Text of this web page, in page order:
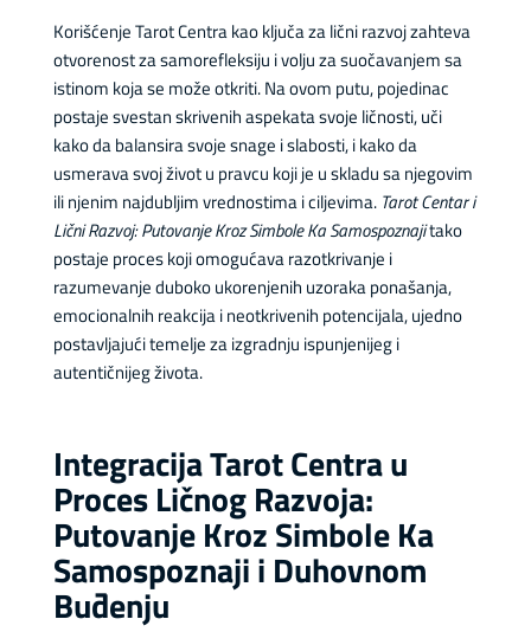
Korišćenje Tarot Centra kao ključa za lični razvoj zahteva
otvorenost za samorefleksiju i volju za suočavanjem sa
istinom koja se može otkriti. Na ovom putu, pojedinac
postaje svestan skrivenih aspekata svoje ličnosti, uči
kako da balansira svoje snage i slabosti, i kako da
usmerava svoj život u pravcu koji je u skladu sa njegovim
ili njenim najdubljim vrednostima i ciljevima. Tarot Centar i
Lični Razvoj: Putovanje Kroz Simbole Ka Samospoznajitako
postaje proces koji omogućava razotkrivanje i
razumevanje duboko ukorenjenih uzoraka ponašanja,
emocionalnih reakcija i neotkrivenih potencijala, ujedno
postavljajući temelje za izgradnju ispunjenijeg i
autentičnijeg života.
Integracija Tarot Centra u
Proces Ličnog Razvoja:
Putovanje Kroz Simbole Ka
Samospoznaji i Duhovnom
Buđenju